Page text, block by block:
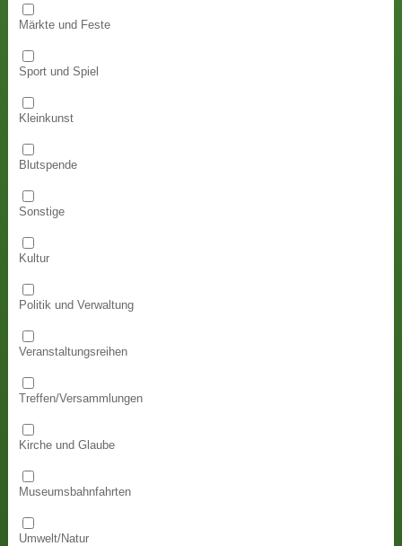
Märkte und Feste
Sport und Spiel
Kleinkunst
Blutspende
Sonstige
Kultur
Politik und Verwaltung
Veranstaltungsreihen
Treffen/Versammlungen
Kirche und Glaube
Museumsbahnfahrten
Umwelt/Natur